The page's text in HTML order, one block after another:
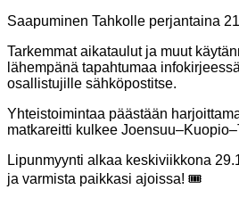
Saapuminen Tahkolle perjantaina
Tarkemmat aikataulut ja muut
lähempänä tapahtumaa
osallistujille sähköpostitse.
Yhteistoimintaa päästään
matkareitti kulkee
Lipunmyynti alkaa keskiviikkona
ja varmista paikkasi ajoissa! 🎟